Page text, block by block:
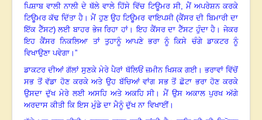
ਪਿਸ਼ਾਬ ਵਾਲੀ ਨਾਲੀ ਦੇ ਥੱਲੇ ਵਾਲੇ ਹਿੱਸੇ ਵਿੱਚ ਟਿਊਮਰ ਸੀ, ਮੈਂ ਅਪਰੇਸ਼ਨ ਕਰਕੇ
ਟਿਊਮਰ ਕੱਢ ਦਿੱਤਾ ਹੈ ।ਮੈਂ ਹੁਣ ਉਹ ਟਿਊਮਰ ਵਾਇਪਸੀ (ਕੈਂਸਰ ਦੀ ਬਿਮਾਰੀ ਦਾ
ਇੱਕ ਟੈੱਸਟ) ਲਈ ਬਾਹਰ ਭੇਜ ਰਿਹਾ ਹਾਂ ।ਇਹ ਕੈਂਸਰ ਦਾ ਟੈੱਸਟ ਹੁੰਦਾ ਹੈ ।ਜੇਕਰ
ਇਹ ਕੈਂਸਰ ਨਿਕਲਿਆ ਤਾਂ ਤੁਹਾਨੂੰ ਆਪਣੇ ਭਰਾ ਨੂੰ ਕਿਸੇ ਚੰਗੇ ਡਾਕਟਰ ਨੂੰ
ਵਿਖਾਉਣਾ ਪਵੇਗਾ । ”
ਡਾਕਟਰ ਦੀਆਂ ਗੱਲਾਂ ਸੁਣਕੇ ਮੇਰੇ ਪੈਰਾਂ ਥੱਲਿਓਂ ਜ਼ਮੀਨ ਖਿਸਕ ਗਈ। ਭਰਾਵਾਂ ਵਿੱਚੋਂ
ਸਭ ਤੋਂ ਵੱਡਾ ਹੋਣ ਕਰਕੇ ਅਤੇ ਉਹ ਬੱਚਿਆਂ ਵਾਂਗ ਸਭ ਤੋਂ ਛੋਟਾ ਭਰਾ ਹੋਣ ਕਰਕੇ
ਉਸਦਾ ਦੁੱਖ ਮੇਰੇ ਲਈ ਅਸਹਿ ਅਤੇ ਅਕਹਿ ਸੀ।ਮੈਂ ਉਸ ਅਕਾਲ ਪੁਰਖ ਅੱਗੇ
ਅਰਦਾਸ ਕੀਤੀ ਕਿ ਇਸ ਮੁੰਡੇ ਦਾ ਮੈਨੂੰ ਦੁੱਖ ਨਾ ਵਿਖਾਈਂ।